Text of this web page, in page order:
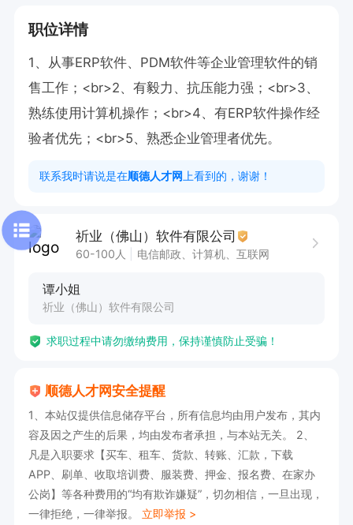
职位详情
1、从事ERP软件、PDM软件等企业管理软件的销
售工作；<br>2、有毅力、抗压能力强；<br>3、
熟练使用计算机操作；<br>4、有ERP软件操作经
验者优先；<br>5、熟悉企业管理者优先。
联系我时请说是在顺德人才网 上看到的，谢谢！
祈业（佛山）软件有限公司
60-100人 电信邮政、计算机、互联网
谭小姐
祈业（佛山）软件有限公司
求职过程中请勿缴纳费用，保持谨慎防止受骗！
顺德人才网安全提醒
1、本站仅提供信息储存平台，所有信息均由用户发布，其内
容及因之产生的后果，均由发布者承担，与本站无关。 2、
凡是入职要求【买车、租车、货款、转账、汇款，下载
APP、刷单、收取培训费、服装费、押金、报名费、在家办
公岗】等各种费用的“均有欺诈嫌疑”，切勿相信，一旦出现，
一律拒绝，一律举报。 立即举报 >